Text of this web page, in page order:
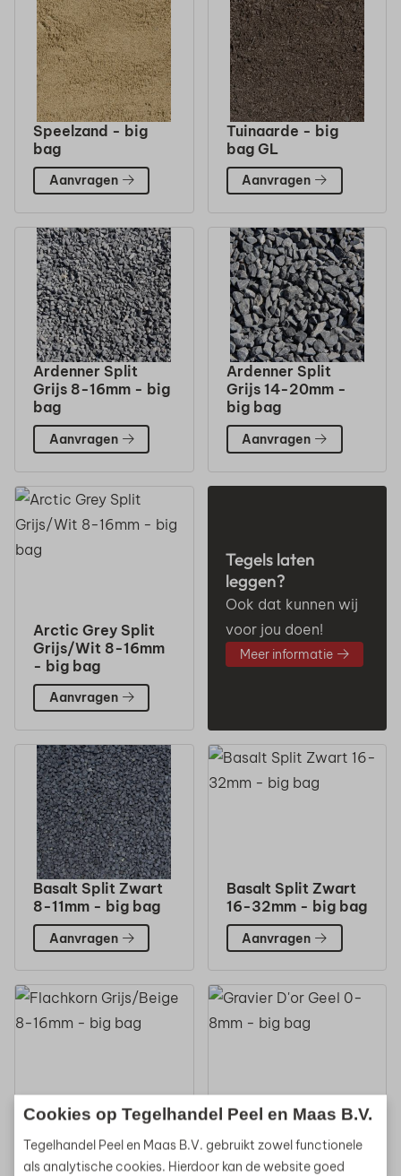
Speelzand - big
bag
Aanvragen
Tuinaarde - big
bag GL
Aanvragen
Ardenner Split
Grijs 8-16mm - big
bag
Aanvragen
Ardenner Split
Grijs 14-20mm -
big bag
Aanvragen
Arctic Grey Split
Grijs/Wit 8-16mm
- big bag
Aanvragen
Tegels laten
leggen?
Ook dat kunnen wij
voor jou doen!
Meer informatie
Basalt Split Zwart
8-11mm - big bag
Aanvragen
Basalt Split Zwart
16-32mm - big bag
Aanvragen
Grijs/Beige 8-
16mm - big bag
0-8mm - big bag
Cookies op Tegelhandel Peel en Maas B.V.
Tegelhandel Peel en Maas B.V. gebruikt zowel functionele
als analytische cookies. Hierdoor kan de website goed